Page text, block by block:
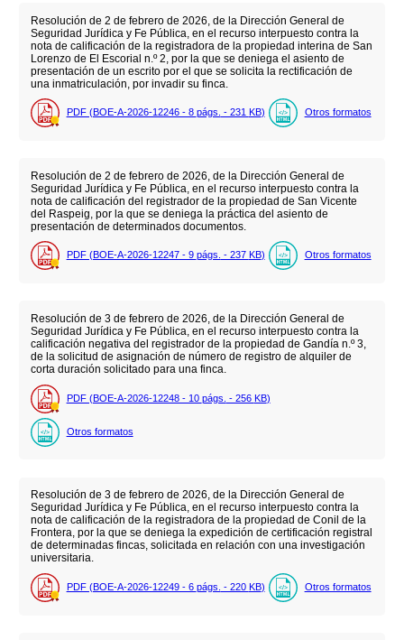
Resolución de 2 de febrero de 2026, de la Dirección General de
Seguridad Jurídica y Fe Pública, en el recurso interpuesto contra la
nota de calificación de la registradora de la propiedad interina de San
Lorenzo de El Escorial n.º 2, por la que se deniega el asiento de
presentación de un escrito por el que se solicita la rectificación de
una inmatriculación, por invadir su finca.
PDF (BOE-A-2026-12246 - 8 págs. - 231 KB) Otros formatos
Resolución de 2 de febrero de 2026, de la Dirección General de
Seguridad Jurídica y Fe Pública, en el recurso interpuesto contra la
nota de calificación del registrador de la propiedad de San Vicente
del Raspeig, por la que se deniega la práctica del asiento de
presentación de determinados documentos.
PDF (BOE-A-2026-12247 - 9 págs. - 237 KB) Otros formatos
Resolución de 3 de febrero de 2026, de la Dirección General de
Seguridad Jurídica y Fe Pública, en el recurso interpuesto contra la
calificación negativa del registrador de la propiedad de Gandía n.º 3,
de la solicitud de asignación de número de registro de alquiler de
corta duración solicitado para una finca.
PDF (BOE-A-2026-12248 - 10 págs. - 256 KB)
Otros formatos
Resolución de 3 de febrero de 2026, de la Dirección General de
Seguridad Jurídica y Fe Pública, en el recurso interpuesto contra la
nota de calificación de la registradora de la propiedad de Conil de la
Frontera, por la que se deniega la expedición de certificación registral
de determinadas fincas, solicitada en relación con una investigación
universitaria.
PDF (BOE-A-2026-12249 - 6 págs. - 220 KB) Otros formatos